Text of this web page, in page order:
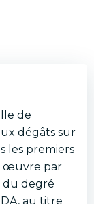
de
dégâts sur
les premiers
œuvre par
du degré
au titre